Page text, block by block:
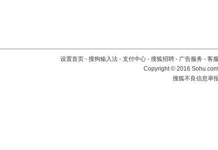
设置首页 - 搜狗输入法 - 支付中心 - 搜狐招聘 - 广告服务 - 客
Copyright©2016
搜狐不良信息举